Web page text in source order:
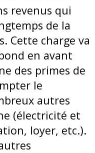
revenus qui
de la
Cette charge va
en avant
des primes de
le
autres
(électricité et
loyer, etc.).